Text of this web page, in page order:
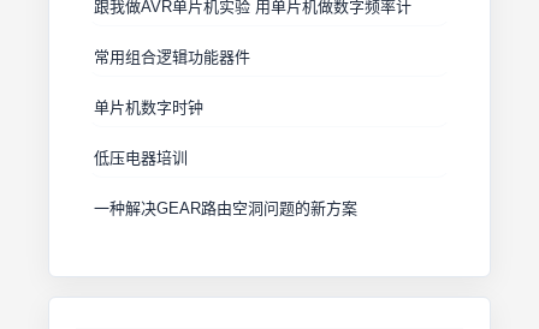
跟我做AVR单片机实验 用单片机做数字频率计
常用组合逻辑功能器件
单片机数字时钟
低压电器培训
一种解决GEAR路由空洞问题的新方案